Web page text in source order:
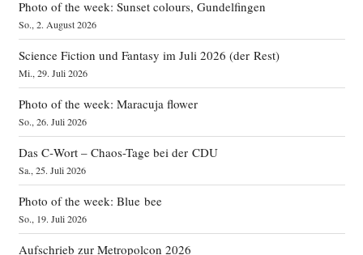
Photo of the week: Sunset colours, Gundelfingen
So., 2. August 2026
Science Fiction und Fantasy im Juli 2026 (der Rest)
Mi., 29. Juli 2026
Photo of the week: Maracuja flower
So., 26. Juli 2026
Das C‑Wort – Chaos-Tage bei der CDU
Sa., 25. Juli 2026
Photo of the week: Blue bee
So., 19. Juli 2026
Aufschrieb zur Metropolcon 2026